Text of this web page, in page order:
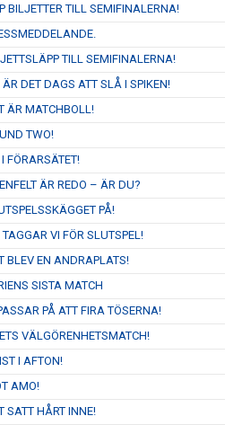
BILJETTER TILL SEMIFINALERNA!
TILL SEMIFINALERNA!
DET DAGS ATT SLÅ I SPIKEN!
ÄR MATCHBOLL!
TWO!
I FÖRARSÄTET!
ÄR REDO – ÄR DU?
PÅ!
VI FÖR SLUTSPEL!
BLEV EN ANDRAPLATS!
SISTA MATCH
PÅ ATT FIRA TÖSERNA!
VÄLGÖRENHETSMATCH!
I AFTON!
AMO!
SATT HÅRT INNE!